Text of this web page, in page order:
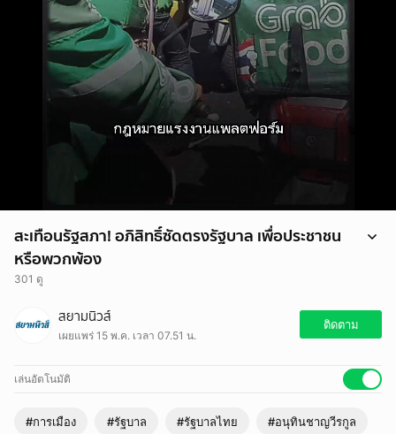
สะเทือนรัฐสภา! อภิสิทธิ์ซัดตรงรัฐบาล เพื่อประชาชน
หรือพวกพ้อง
301 ดู
สยามนิวส์
เผยแพร่ 15 พ.ค. เวลา 07.51 น.
ติดตาม
เล่นอัตโนมัติ
#การเมือง #รัฐบาล #รัฐบาลไทย #อนุทินชาญวีรกูล